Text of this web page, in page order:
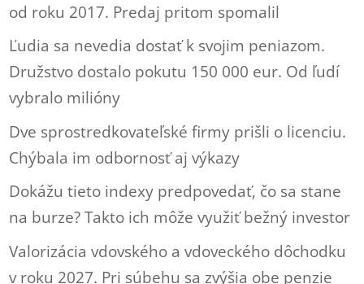
od roku 2017. Predaj pritom spomalil
Ľudia sa nevedia dostať k svojim peniazom.
Družstvo dostalo pokutu 150 000 eur. Od ľudí
vybralo milióny
Dve sprostredkovateľské firmy prišli o licenciu.
Chýbala im odbornosť aj výkazy
Dokážu tieto indexy predpovedať, čo sa stane
na burze? Takto ich môže využiť bežný investor
Valorizácia vdovského a vdoveckého dôchodku
v roku 2027. Pri súbehu sa zvýšia obe penzie